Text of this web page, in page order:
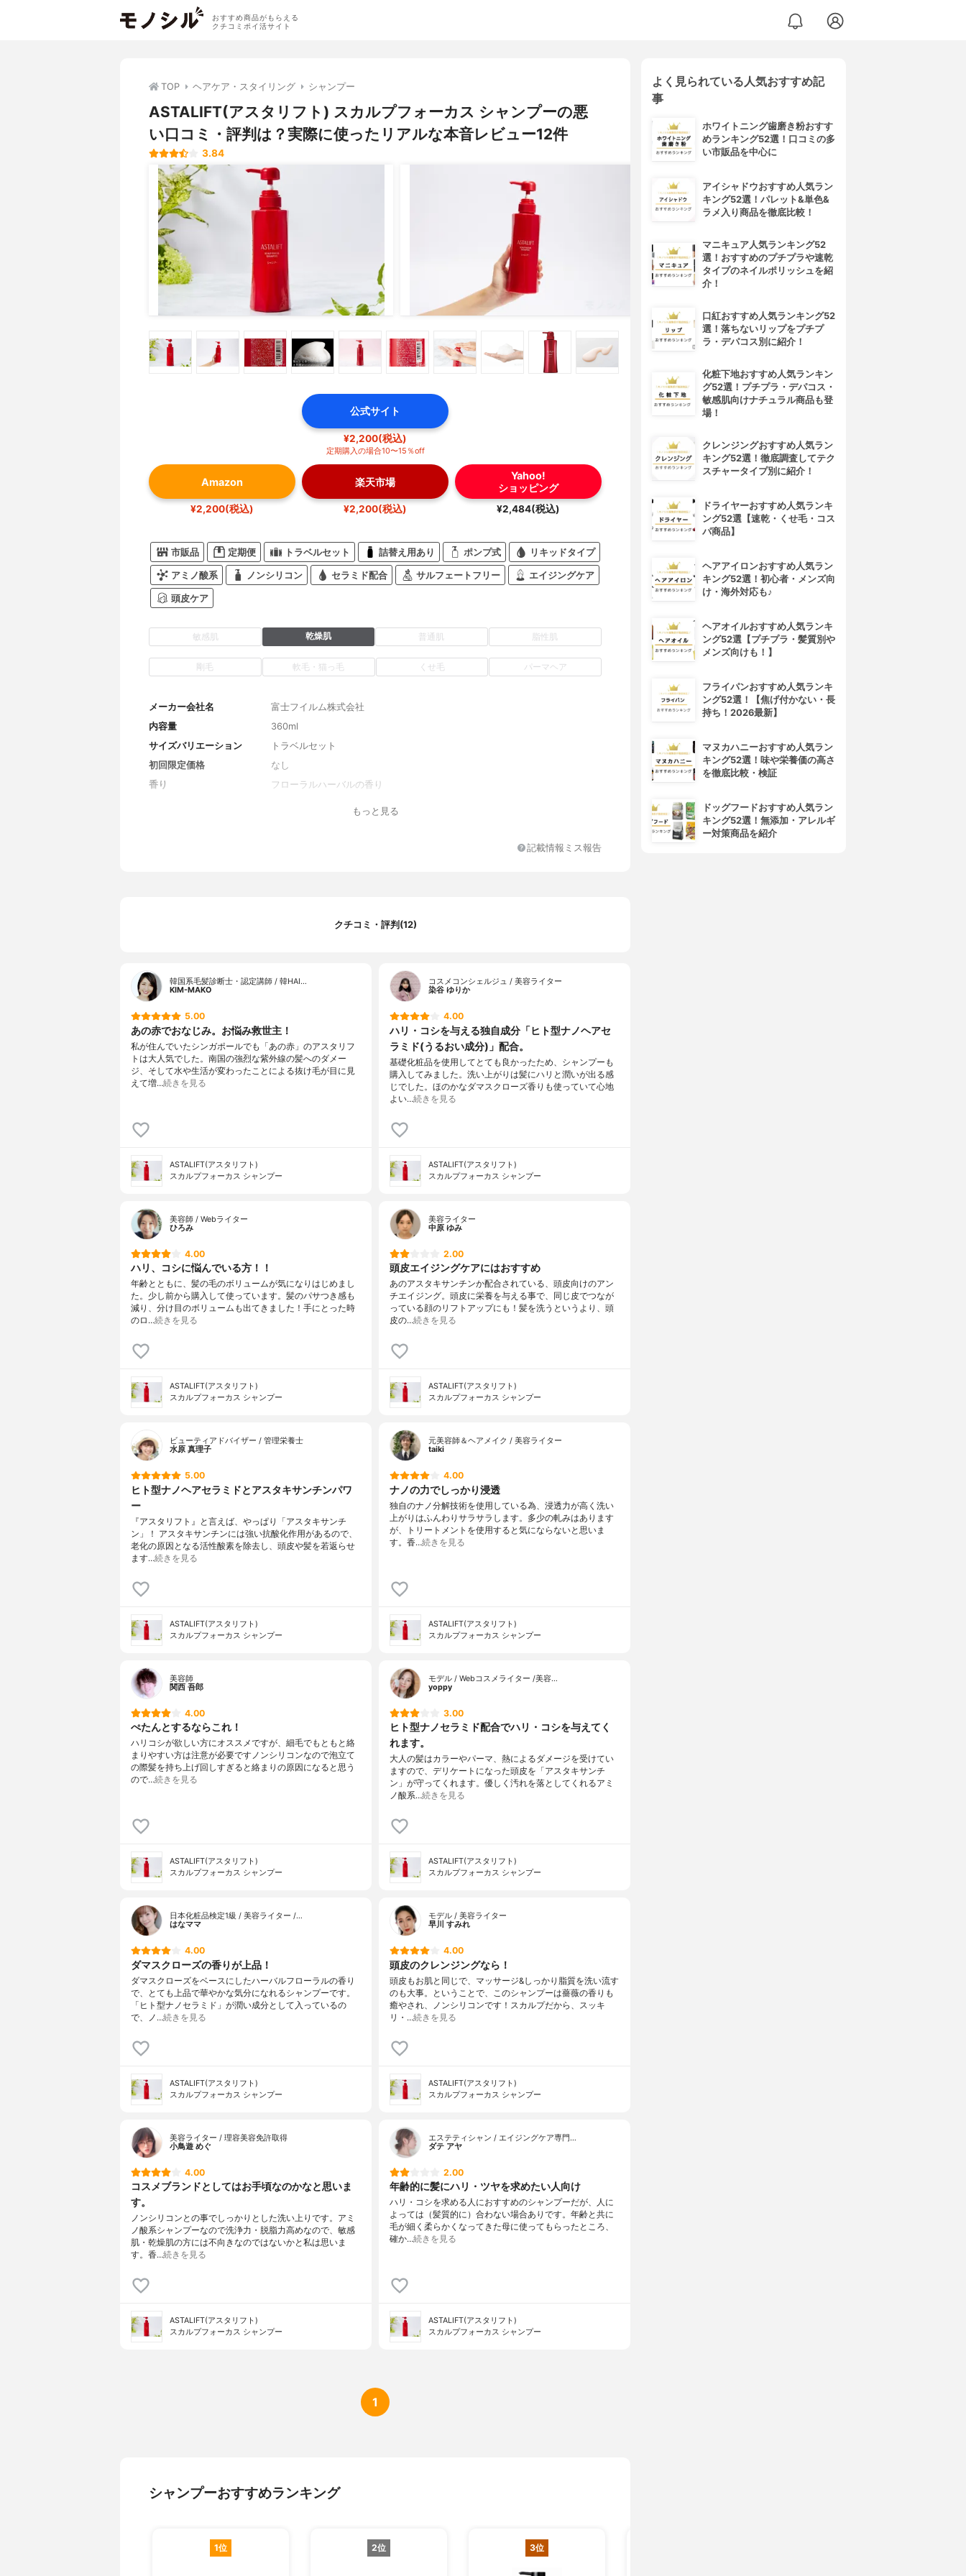
おすすめ商品がもらえる
クチコミポイ活サイト
TOP ヘアケア・スタイリング シャンプー
ASTALIFT(アスタリフト) スカルプフォーカス シャンプーの悪
い口コミ・評判は？実際に使ったリアルな本音レビュー12件
3.84
公式サイト
¥2,200(税込)
定期購入の場合10〜15％off
Amazon
¥2,200(税込)
楽天市場
¥2,200(税込)
Yahoo!
ショッピング
¥2,484(税込)
市販品 定期便 トラベルセット 詰替え用あり ポンプ式 リキッドタイプ
アミノ酸系 ノンシリコン セラミド配合 サルフェートフリー エイジングケア
頭皮ケア
敏感肌 乾燥肌 普通肌 脂性肌
剛毛 軟毛・猫っ毛 くせ毛 パーマヘア
メーカー会社名
富士フイルム株式会社
内容量
360ml
サイズバリエーション
トラベルセット
初回限定価格
なし
香り
フローラルハーバルの香り
水、ココイルアラニンTEA、ココイルサルコシンNa、PEG-3ヤシ脂肪酸アミド
MEA硫酸Na、ラウリルベタイン、ラウラミドDEA、コカミドプロピルベタイ
2、コレステロール、グリチルレチン酸、水溶性コラーゲン、アスタキサンチ
ル-10、レシチン、トリ（カプリル酸／カプリン酸）グリセリル、ミリスチン
もっと見る
記載情報ミス報告
クチコミ・評判(12)
韓国系毛髪診断士・認定講師 / 韓HAI…
KIM-MAKO
5.00
あの赤でおなじみ。お悩み救世主！
私が住んでいたシンガポールでも「あの赤」のアスタリフ
トは大人気でした。南国の強烈な紫外線の髪へのダメー
ジ、そして水や生活が変わったことによる抜け毛が目に見
えて増…続きを見る
ASTALIFT(アスタリフト)
スカルプフォーカス シャンプー
コスメコンシェルジュ / 美容ライター
染谷 ゆりか
4.00
ハリ・コシを与える独自成分「ヒト型ナノヘアセ
ラミド(うるおい成分)」配合。
基礎化粧品を使用してとても良かったため、シャンプーも
購入してみました。洗い上がりは髪にハリと潤いが出る感
じでした。ほのかなダマスクローズ香りも使っていて心地
よい…続きを見る
ASTALIFT(アスタリフト)
スカルプフォーカス シャンプー
美容師 / Webライター
ひろみ
4.00
ハリ、コシに悩んでいる方！！
年齢とともに、髪の毛のボリュームが気になりはじめまし
た。少し前から購入して使っています。髪のパサつき感も
減り、分け目のボリュームも出てきました！手にとった時
のロ…続きを見る
ASTALIFT(アスタリフト)
スカルプフォーカス シャンプー
美容ライター
中原 ゆみ
2.00
頭皮エイジングケアにはおすすめ
あのアスタキサンチンか配合されている、頭皮向けのアン
チエイジング。頭皮に栄養を与える事で、同じ皮でつなが
っている顔のリフトアップにも！髪を洗うというより、頭
皮の…続きを見る
ASTALIFT(アスタリフト)
スカルプフォーカス シャンプー
ビューティアドバイザー / 管理栄養士
水原 真理子
5.00
ヒト型ナノヘアセラミドとアスタキサンチンパワ
ー
『アスタリフト』と言えば、やっぱり「アスタキサンチ
ン」！ アスタキサンチンには強い抗酸化作用があるので、
老化の原因となる活性酸素を除去し、頭皮や髪を若返らせ
ます…続きを見る
ASTALIFT(アスタリフト)
スカルプフォーカス シャンプー
元美容師＆ヘアメイク / 美容ライター
taiki
4.00
ナノの力でしっかり浸透
独自のナノ分解技術を使用している為、浸透力が高く洗い
上がりはふんわりサラサラします。多少の軋みはあります
が、トリートメントを使用すると気にならないと思いま
す。香…続きを見る
ASTALIFT(アスタリフト)
スカルプフォーカス シャンプー
美容師
関西 吾郎
4.00
ぺたんとするならこれ！
ハリコシが欲しい方にオススメですが、細毛でもともと絡
まりやすい方は注意が必要ですノンシリコンなので泡立て
の際髪を持ち上げ回しすぎると絡まりの原因になると思う
ので…続きを見る
ASTALIFT(アスタリフト)
スカルプフォーカス シャンプー
モデル / Webコスメライター /美容…
yoppy
3.00
ヒト型ナノセラミド配合でハリ・コシを与えてく
れます。
大人の髪はカラーやパーマ、熱によるダメージを受けてい
ますので、デリケートになった頭皮を「アスタキサンチ
ン」が守ってくれます。優しく汚れを落としてくれるアミ
ノ酸系…続きを見る
ASTALIFT(アスタリフト)
スカルプフォーカス シャンプー
日本化粧品検定1級 / 美容ライター /…
はなママ
4.00
ダマスクローズの香りが上品！
ダマスクローズをベースにしたハーバルフローラルの香り
で、とても上品で華やかな気分になれるシャンプーです。
「ヒト型ナノセラミド」が潤い成分として入っているの
で、ノ…続きを見る
ASTALIFT(アスタリフト)
スカルプフォーカス シャンプー
モデル / 美容ライター
早川 すみれ
4.00
頭皮のクレンジングなら！
頭皮もお肌と同じで、マッサージ&しっかり脂質を洗い流す
のも大事。ということで、このシャンプーは薔薇の香りも
癒やされ、ノンシリコンです！スカルプだから、スッキ
リ・…続きを見る
ASTALIFT(アスタリフト)
スカルプフォーカス シャンプー
美容ライター / 理容美容免許取得
小鳥遊 めぐ
4.00
コスメブランドとしてはお手頃なのかなと思いま
す。
ノンシリコンとの事でしっかりとした洗い上りです。アミ
ノ酸系シャンプーなので洗浄力・脱脂力高めなので、敏感
肌・乾燥肌の方には不向きなのではないかと私は思いま
す。香…続きを見る
ASTALIFT(アスタリフト)
スカルプフォーカス シャンプー
エステティシャン / エイジングケア専門…
ダテ アヤ
2.00
年齢的に髪にハリ・ツヤを求めたい人向け
ハリ・コシを求める人におすすめのシャンプーだが、人に
よっては（髪質的に）合わない場合ありです。年齢と共に
毛が細く柔らかくなってきた母に使ってもらったところ、
確か…続きを見る
ASTALIFT(アスタリフト)
スカルプフォーカス シャンプー
1
シャンプーおすすめランキング
1位 2位 3位
よく見られている人気おすすめ記
事
ホワイトニング歯磨き粉おすす
めランキング52選！口コミの多
い市販品を中心に
アイシャドウおすすめ人気ラン
キング52選！パレット&単色&
ラメ入り商品を徹底比較！
マニキュア人気ランキング52
選！おすすめのプチプラや速乾
タイプのネイルポリッシュを紹
介！
口紅おすすめ人気ランキング52
選！落ちないリップをプチプ
ラ・デパコス別に紹介！
化粧下地おすすめ人気ランキン
グ52選！プチプラ・デパコス・
敏感肌向けナチュラル商品も登
場！
クレンジングおすすめ人気ラン
キング52選！徹底調査してテク
スチャータイプ別に紹介！
ドライヤーおすすめ人気ランキ
ング52選【速乾・くせ毛・コス
パ商品】
ヘアアイロンおすすめ人気ラン
キング52選！初心者・メンズ向
け・海外対応も♪
ヘアオイルおすすめ人気ランキ
ング52選【プチプラ・髪質別や
メンズ向けも！】
フライパンおすすめ人気ランキ
ング52選！【焦げ付かない・長
持ち！2026最新】
マヌカハニーおすすめ人気ラン
キング52選！味や栄養価の高さ
を徹底比較・検証
ドッグフードおすすめ人気ラン
キング52選！無添加・アレルギ
ー対策商品を紹介